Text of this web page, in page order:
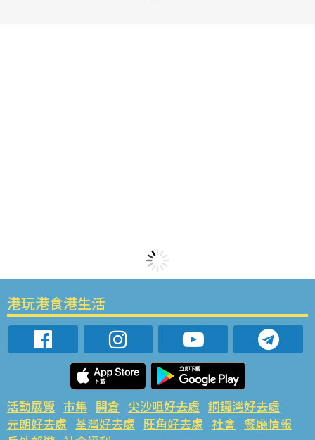
港玩港食港生活
活動展覽 市集 開倉 尖沙咀好去處 銅鑼灣好去處
元朗好去處 荃灣好去處 旺角好去處 社會 餐廳情報